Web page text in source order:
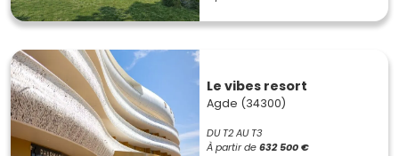
Le vibes resort
Agde (34300)
DU T2 AU T3
À partir de632 500 €